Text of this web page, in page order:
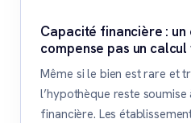
Capacité financière :
compense pas un
Même si le bien est rare et
l’hypothèque reste
financière. Les